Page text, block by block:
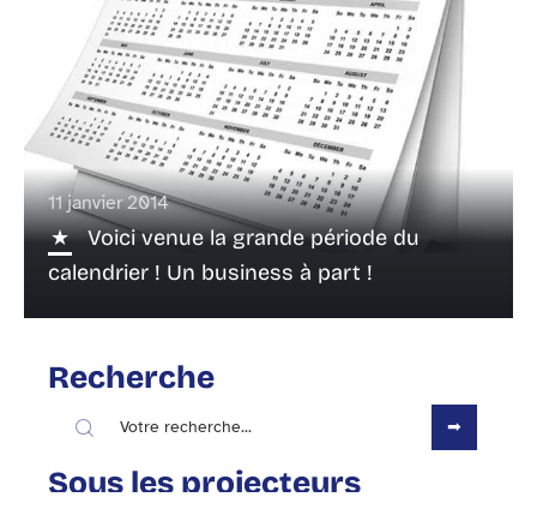
11 janvier 2014
Voici venue la grande période du
calendrier ! Un business à part !
Recherche
Sous les projecteurs